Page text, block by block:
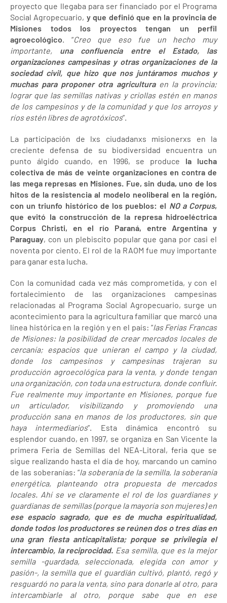
proyecto que llegaba para ser financiado por el Programa
Social Agropecuario, y que definió que en la provincia de
Misiones todos los proyectos tengan un perfil
agroecológico. “Creo que eso fue un hecho muy
importante, una confluencia entre el Estado, las
organizaciones campesinas y otras organizaciones de la
sociedad civil, que hizo que nos juntáramos muchos y
muchas para proponer otra agriculturaen la provincia;
lograr que las semillas nativas y criollas estén en manos
de los campesinos y de la comunidad y que los arroyos y
ríos estén libres de agrotóxicos”.
La participación de lxs ciudadanxs misionerxs en la
creciente defensa de su biodiversidad encuentra un
punto álgido cuando, en 1996, se produce la lucha
colectiva de más de veinte organizaciones en contra de
las mega represas en Misiones. Fue, sin duda, uno de los
hitos de la resistencia al modelo neoliberal en la región,
con un triunfo histórico de los pueblos: el NO a Corpus,
que evitó la construcción de la represa hidroeléctrica
Corpus Christi, en el río Paraná, entre Argentina y
Paraguay, con un plebiscito popular que gana por casi el
noventa por ciento. El rol de la RAOM fue muy importante
para ganar esta lucha.
Con la comunidad cada vez más comprometida, y con el
fortalecimiento de las organizaciones campesinas
relacionadas al Programa Social Agropecuario, surge un
acontecimiento para la agricultura familiar que marcó una
línea histórica en la región y en el país: “las Ferias Francas
de Misiones: la posibilidad de crear mercados locales de
cercanía; espacios que unieran el campo y la ciudad,
donde los campesinos y campesinas trajeran su
producción agroecológica para la venta, y donde tengan
una organización, con toda una estructura, donde confluir.
Fue realmente muy importante en Misiones, porque fue
un articulador, visibilizando y promoviendo una
producción sana en manos de los productores, sin que
haya intermediarios”. Esta dinámica encontró su
esplendor cuando, en 1997, se organiza en San Vicente la
primera Feria de Semillas del NEA-Litoral, feria que se
sigue realizando hasta el día de hoy, marcando un camino
de las soberanías: “la soberanía de la semilla, la soberanía
energética, planteando otra propuesta de mercados
locales. Ahí se ve claramente el rol de los guardianes y
guardianas de semillas (porque la mayoría son mujeres) en
ese espacio sagrado, que es de mucha espiritualidad,
donde todos los productores se reúnen dos o tres días en
una gran fiesta anticapitalista; porque se privilegia el
intercambio, la reciprocidad. Esa semilla, que es la mejor
semilla -guardada, seleccionada, elegida con amor y
pasión-, la semilla que el guardián cultivó, plantó, regó y
resguardó no para la venta, sino para donarle al otro, para
intercambiarle al otro, porque sabe que en ese